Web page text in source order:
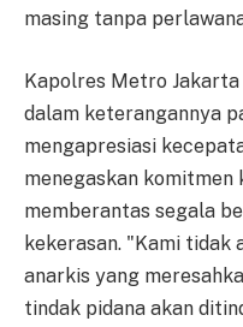
masing tanpa
Kapolres Metro Jakarta
dalam keterangannya
mengapresiasi
menegaskan komitmen
memberantas segala
kekerasan. "Kami tidak
anarkis yang
tindak pidana akan